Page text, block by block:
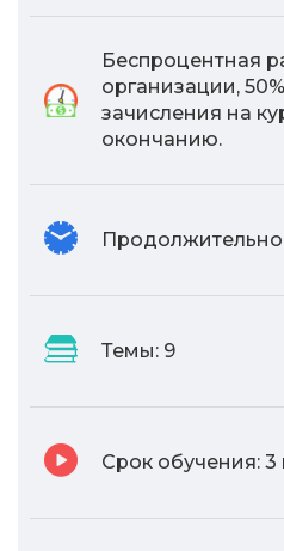
Беспроцентная
организации,
зачисления на
окончанию.
Темы: 9
Срок обучения: 3